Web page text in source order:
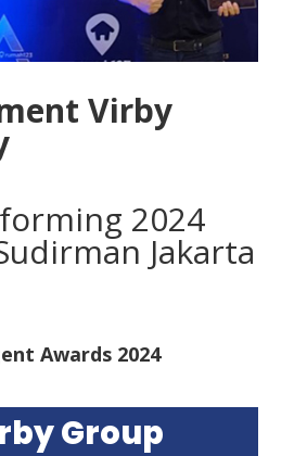
Virby
2024
Jakarta
Awards 2024
Group